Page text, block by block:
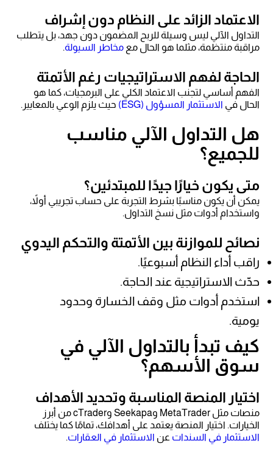
الاعتماد الزائد على النظام دون إشراف
التداول الآلي ليس وسيلة للربح المضمون دون جهد، بل يتطلب
مراقبة منتظمة، مثلما هو الحال مع مخاطر السيولة.
الحاجة لفهم الاستراتيجيات رغم الأتمتة
الفهم أساسي لتجنب الاعتماد الكلي على البرمجيات، كما هو
الحال في الاستثمار المسؤول (ESG) حيث يلزم الوعي بالمعايير.
هل التداول الآلي مناسب
للجميع؟
متى يكون خيارًا جيدًا للمبتدئين؟
يمكن أن يكون مناسبًا بشرط التجربة على حساب تجريبي أولاً،
واستخدام أدوات مثل نسخ التداول.
نصائح للموازنة بين الأتمتة والتحكم اليدوي
راقب أداء النظام أسبوعيًا.
حدّث الاستراتيجية عند الحاجة.
استخدم أدوات مثل وقف الخسارة وحدود
يومية.
كيف تبدأ بالتداول الآلي في
سوق الأسهم؟
اختيار المنصة المناسبة وتحديد الأهداف
منصات مثل MetaTrader وSeekapa وcTrader من أبرز
الخيارات. اختيار المنصة يعتمد على أهدافك، تمامًا كما يختلف
الاستثمار في السندات عن الاستثمار في العقارات.